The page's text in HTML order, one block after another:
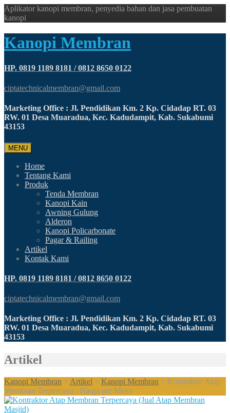
Aplikator kanopi membran, penyedia bahan dan jasa pembuatan
kanopi
Kanopi Membran
HP. 0819 1189 8181 / 0812 8650 0122
ciptatechnicalmembran@gmail.com
Marketing Office : Jl. Pendidikan Km. 2 Kp. Cidadap RT. 03
RW. 01 Desa Muaradua, Kec. Kadudampit, Kab. Sukabumi
43153
MENU
Home
Tentang Kami
Produk
Tenda Membran
Kanopi Kain
Awning Gulung
Alderon
Kanopi Policarbonate
Pagar & Railing
Artikel
Kontak Kami
HP. 0819 1189 8181 / 0812 8650 0122
ciptatechnicalmembran@gmail.com
Marketing Office : Jl. Pendidikan Km. 2 Kp. Cidadap RT. 03
RW. 01 Desa Muaradua, Kec. Kadudampit, Kab. Sukabumi
43153
Artikel
Kanopi Membran > Artikel > Kanopi Membran > Kontraktor Atap
Membran Terpercaya : Harga per Meter